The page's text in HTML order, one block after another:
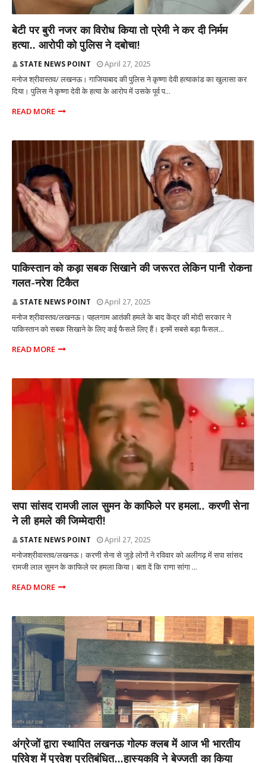
बेटी पर बुरी नजर का विरोध किया तो प्रेमी ने कर दी निर्मम
हत्या.. आरोपी को पुलिस ने दबोचा!
STATE NEWS POINT April 27, 2025
मनोज श्रीवास्तव/ लखनऊ। गाजियाबाद की पुलिस ने कृष्णा देवी हत्याकांड का खुलासा कर
दिया। पुलिस ने कृष्णा देवी के हत्या के आरोप में उसके पूर्व प...
READ MORE
पाकिस्तान को कड़ा सबक सिखाने की जरूरत लेकिन पानी रोकना
गलत-नरेश टिकैत
STATE NEWS POINT April 27, 2025
मनोज श्रीवास्तव/लखनऊ। पहलगाम आतंकी हमले के बाद केंद्र की मोदी सरकार ने
पाकिस्तान को सबक सिखाने के लिए कई फैसले लिए हैं। इनमें सबसे बड़ा फैसल...
READ MORE
सपा सांसद रामजी लाल सुमन के काफिले पर हमला.. करणी सेना
ने ली हमले की जिम्मेदारी!
STATE NEWS POINT April 27, 2025
मनोजश्रीवास्तव/लखनऊ। करणी सेना से जुड़े लोगों ने रविवार को अलीगढ़ में सपा सांसद
रामजी लाल सुमन के काफिले पर हमला किया। बता दें कि राणा सांगा ...
READ MORE
अंग्रेजों द्वारा स्थापित लखनऊ गोल्फ क्लब में आज भी भारतीय
परिवेश में प्रवेश प्रतिबंधित...हास्यकवि ने बेज्जती का किया